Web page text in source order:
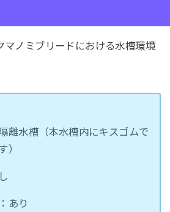
マノミブリードにおける水槽環境
離水槽（本水槽内にキスゴムで
）
あり